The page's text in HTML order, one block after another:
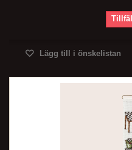
Lägg till i önskelistan